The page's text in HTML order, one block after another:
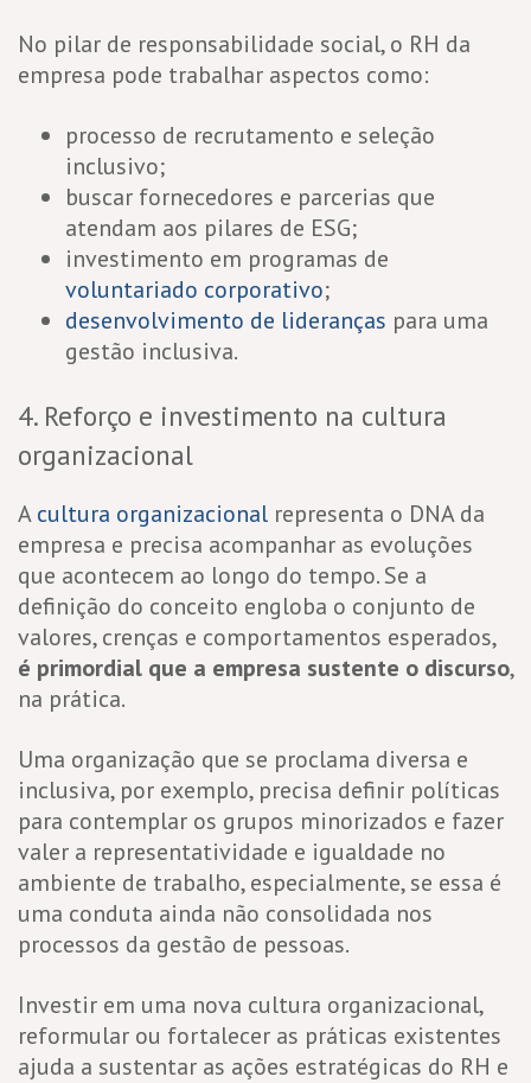
No pilar de responsabilidade social, o RH da
empresa pode trabalhar aspectos como:
processo de recrutamento e seleção
inclusivo;
buscar fornecedores e parcerias que
atendam aos pilares de ESG;
investimento em programas de
voluntariado corporativo;
desenvolvimento de lideranças para uma
gestão inclusiva.
4. Reforço e investimento na cultura
organizacional
Acultura organizacional representa o DNA da
empresa e precisa acompanhar as evoluções
que acontecem ao longo do tempo. Se a
definição do conceito engloba o conjunto de
valores, crenças e comportamentos esperados,
é primordial que a empresa sustente o discurso,
na prática.
Uma organização que se proclama diversa e
inclusiva, por exemplo, precisa definir políticas
para contemplar os grupos minorizados e fazer
valer a representatividade e igualdade no
ambiente de trabalho, especialmente, se essa é
uma conduta ainda não consolidada nos
processos da gestão de pessoas.
Investir em uma nova cultura organizacional,
reformular ou fortalecer as práticas existentes
ajuda a sustentar as ações estratégicas do RH e